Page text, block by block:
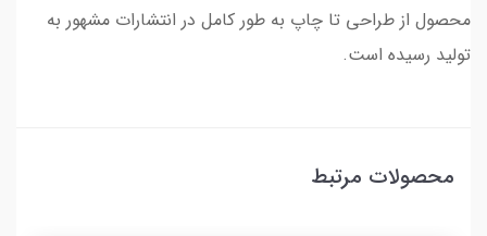
محصول از طراحی تا چاپ به طور کامل در انتشارات مشهور به
تولید رسیده است.
محصولات مرتبط